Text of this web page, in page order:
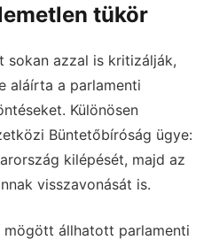
tükör
sokan azzal is kritizálják,
aláírta a parlamenti
Különösen
Büntetőbíróság ügye:
kilépését, majd az
visszavonását is.
állhatott parlamenti